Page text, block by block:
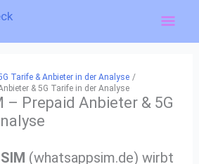
Tarife & Anbieter in der Analyse
& 5G Tarife in der Analyse
– Prepaid Anbieter & 5G
(whatsappsim.de) wirbt